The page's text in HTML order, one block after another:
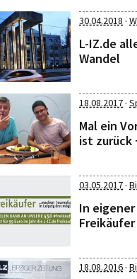
30.04.2018 ·
L-IZ.de
Wandel
18.08.2017·
Mal ein
ist zurück
03.05.2017·
In eigener
18.08.2016·